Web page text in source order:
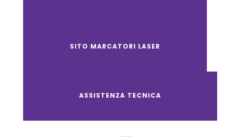
SITO MARCATORI LASER
ASSISTENZA TECNICA